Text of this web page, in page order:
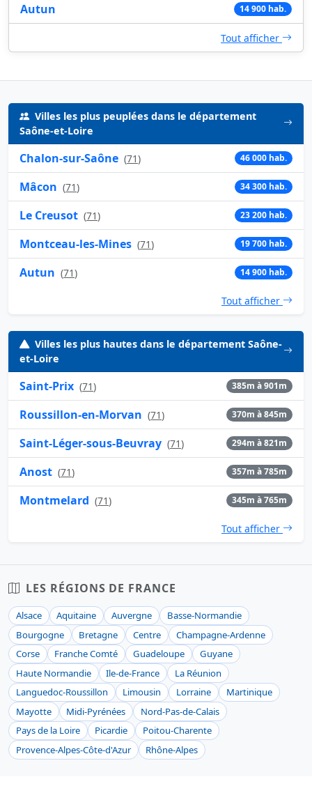
Autun 14 900 hab.
Tout afficher
Villes les plus peuplées dans le département
Saône-et-Loire
Chalon-sur-Saône (71) 46 000 hab.
Mâcon (71) 34 300 hab.
Le Creusot (71) 23 200 hab.
Montceau-les-Mines (71) 19 700 hab.
Autun (71) 14 900 hab.
Tout afficher
Villes les plus hautes dans le département Saône-
et-Loire
Saint-Prix (71) 385m à 901m
Roussillon-en-Morvan (71) 370m à 845m
Saint-Léger-sous-Beuvray (71) 294m à 821m
Anost (71) 357m à 785m
Montmelard (71) 345m à 765m
Tout afficher
LES RÉGIONS DE FRANCE
Alsace Aquitaine Auvergne
Basse-Normandie
Bourgogne
Bretagne Centre
Champagne-Ardenne
Corse
Franche Comté Guadeloupe
Guyane
Haute Normandie
Ile-de-France
La Réunion
Languedoc-Roussillon
Limousin Lorraine
Martinique
Mayotte
Midi-Pyrénées
Nord-Pas-de-Calais
Pays de la Loire
Picardie
Poitou-Charente
Provence-Alpes-Côte-d'Azur
Rhône-Alpes